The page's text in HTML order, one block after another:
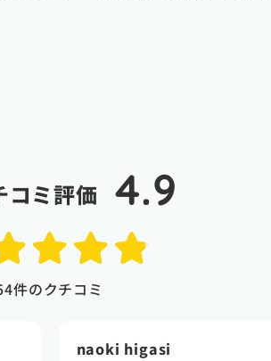
コミ評価 4.9
件のクチコミ
naoki higasi